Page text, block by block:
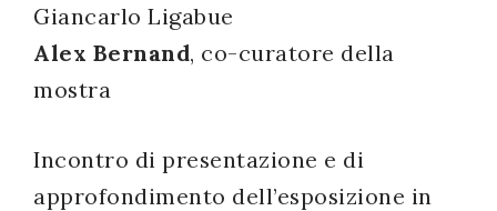
Giancarlo Ligabue
Alex Bernand, co-curatore della
mostra
Incontro di presentazione e di
approfondimento dell’esposizione in